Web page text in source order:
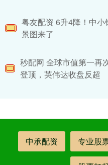
粤友配资 6升4降！中
景图来了
秒配网 全球市值第一再
登顶，英伟达收盘反超
中承配资 专业股